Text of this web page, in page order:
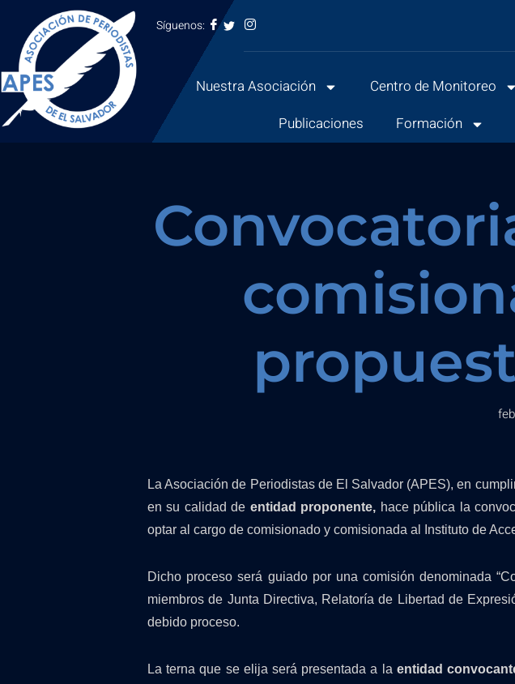
Saltar
al
contenido
Síguenos:
Nuestra Asociación Centro de Monitoreo
Publicaciones
Formación
La Asociación de Periodistas de El Salvador (APES), en
en su calidad de entidad proponente, hace pública la
optar al cargo de comisionado y comisionada al Instituto de
Dicho proceso será guiado por una comisión denominada
miembros de Junta Directiva, Relatoría de Libertad de
debido proceso.
La terna que se elija será presentada a la entidad